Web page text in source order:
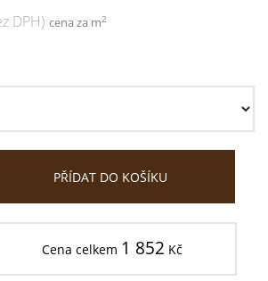
DPH) cena za m2
PŘÍDAT DO KOŠÍKU
Cena celkem 1 852 Kč